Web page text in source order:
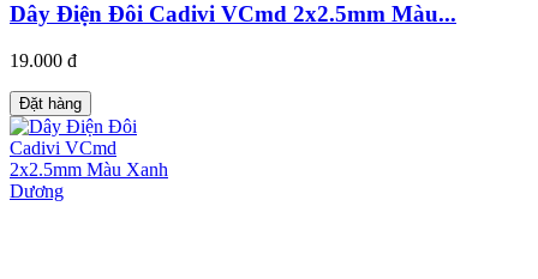
Dây Điện Đôi Cadivi VCmd 2x2.5mm Màu...
19.000 đ
Đặt hàng